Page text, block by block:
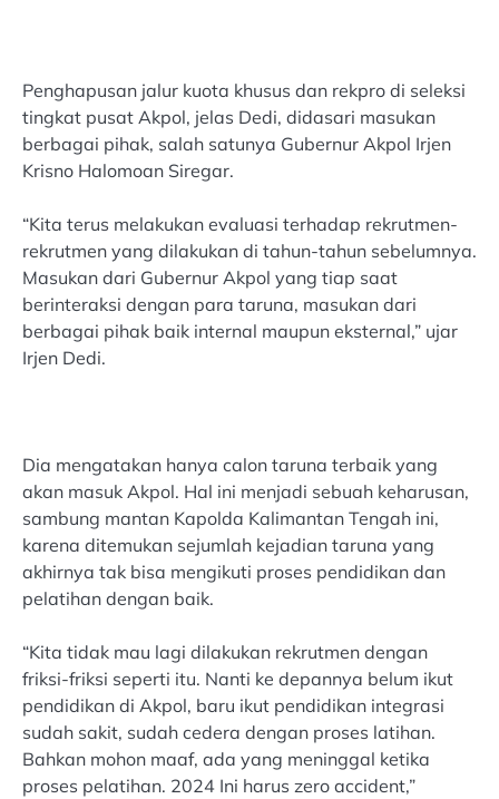
Penghapusan jalur kuota khusus dan rekpro di seleksi
tingkat pusat Akpol, jelas Dedi, didasari masukan
berbagai pihak, salah satunya Gubernur Akpol Irjen
Krisno Halomoan Siregar.
“Kita terus melakukan evaluasi terhadap rekrutmen-
rekrutmen yang dilakukan di tahun-tahun sebelumnya.
Masukan dari Gubernur Akpol yang tiap saat
berinteraksi dengan para taruna, masukan dari
berbagai pihak baik internal maupun eksternal,” ujar
Irjen Dedi.
Dia mengatakan hanya calon taruna terbaik yang
akan masuk Akpol. Hal ini menjadi sebuah keharusan,
sambung mantan Kapolda Kalimantan Tengah ini,
karena ditemukan sejumlah kejadian taruna yang
akhirnya tak bisa mengikuti proses pendidikan dan
pelatihan dengan baik.
“Kita tidak mau lagi dilakukan rekrutmen dengan
friksi-friksi seperti itu. Nanti ke depannya belum ikut
pendidikan di Akpol, baru ikut pendidikan integrasi
sudah sakit, sudah cedera dengan proses latihan.
Bahkan mohon maaf, ada yang meninggal ketika
proses pelatihan. 2024 Ini harus zero accident,”